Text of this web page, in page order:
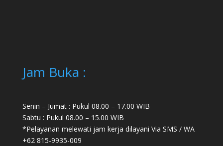
Jam Buka :
Senin – Jumat : Pukul 08.00 – 17.00 WIB
Sabtu : Pukul 08.00 – 15.00 WIB
*Pelayanan melewati jam kerja dilayani Via SMS / WA
+62 815-9935-009